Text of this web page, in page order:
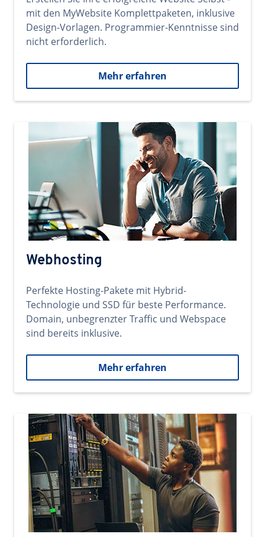
mit den MyWebsite Komplettpaketen, inklusive
Design-Vorlagen. Programmier-Kenntnisse sind
nicht erforderlich.
Mehr erfahren
Webhosting
Perfekte Hosting-Pakete mit Hybrid-
Technologie und SSD für beste Performance.
Domain, unbegrenzter Traffic und Webspace
sind bereits inklusive.
Mehr erfahren